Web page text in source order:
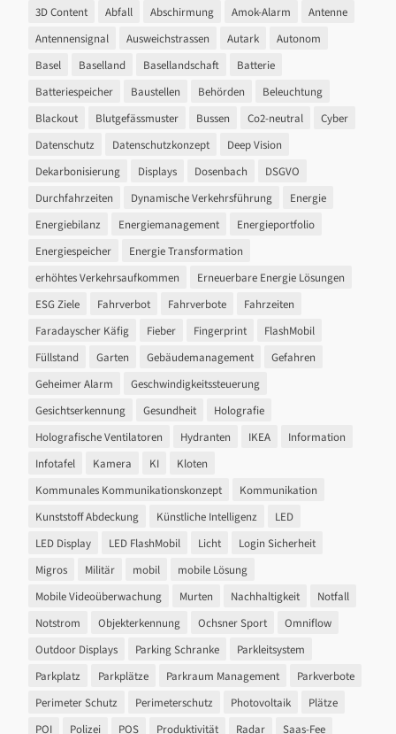
3D Content Abfall Abschirmung Amok-Alarm
Antenne
Antennensignal
Ausweichstrassen Autark
Autonom
Basel
Baselland Basellandschaft
Batterie
Batteriespeicher
Baustellen Behörden
Beleuchtung
Blackout
Blutgefässmuster Bussen Co2-neutral
Cyber
Datenschutz
Datenschutzkonzept
Deep Vision
Dekarbonisierung
Displays Dosenbach
DSGVO
Durchfahrzeiten
Dynamische Verkehrsführung
Energie
Energiebilanz
Energiemanagement
Energieportfolio
Energiespeicher
Energie Transformation
erhöhtes Verkehrsaufkommen
Erneuerbare Energie Lösungen
ESG Ziele
Fahrverbot Fahrverbote
Fahrzeiten
Faradayscher Käfig
Fieber Fingerprint
FlashMobil
Füllstand
Garten Gebäudemanagement
Gefahren
Geheimer Alarm
Geschwindigkeitssteuerung
Gesichtserkennung
Gesundheit
Holografie
Holografische Ventilatoren
Hydranten IKEA
Information
Infotafel
Kamera KI
Kloten
Kommunales Kommunikationskonzept
Kommunikation
Kunststoff Abdeckung
Künstliche Intelligenz
LED
LED Display
LED FlashMobil Licht
Login Sicherheit
Migros
Militär mobil
mobile Lösung
Mobile Videoüberwachung
Murten Nachhaltigkeit
Notfall
Notstrom
Objekterkennung Ochsner Sport
Omniflow
Outdoor Displays
Parking Schranke
Parkleitsystem
Parkplatz
Parkplätze Parkraum Management
Parkverbote
Perimeter Schutz
Perimeterschutz Photovoltaik
Plätze
POI
Polizei POS Produktivität Radar Saas-Fee